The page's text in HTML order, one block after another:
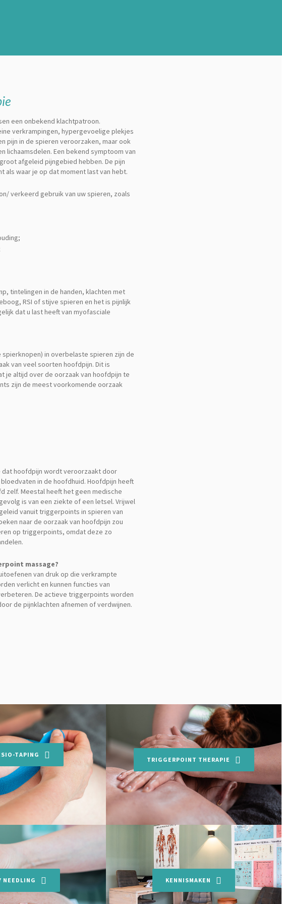
een onbekend klachtpatroon.
verkrampingen, hypergevoelige plekjes
pijn in de spieren veroorzaken, maar ook
lichaamsdelen. Een bekend symptoom van
afgeleid pijngebied hebben. De pijn
als waar je op dat moment last van hebt.
verkeerd gebruik van uw spieren, zoals
tintelingen in de handen, klachten met
RSI of stijve spieren en het is pijnlijk
dat u last heeft van myofasciale
in overbelaste spieren zijn de
van veel soorten hoofdpijn. Dit is
je altijd over de oorzaak van hoofdpijn te
zijn de meest voorkomende oorzaak
dat hoofdpijn wordt veroorzaakt door
in de hoofdhuid. Hoofdpijn heeft
zelf. Meestal heeft het geen medische
is van een ziekte of een letsel. Vrijwel
vanuit triggerpoints in spieren van
naar de oorzaak van hoofdpijn zou
op triggerpoints, omdat deze zo
massage?
van druk op die verkrampte
verlicht en kunnen functies van
De actieve triggerpoints worden
de pijnklachten afnemen of verdwijnen.
TAPING
TRIGGERPOINT THERAPIE
NEEDLING KENNISMAKEN